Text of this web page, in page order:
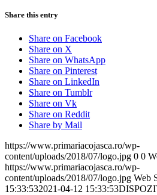
Share this entry
Share on Facebook
Share on X
Share on WhatsApp
Share on Pinterest
Share on LinkedIn
Share on Tumblr
Share on Vk
Share on Reddit
Share by Mail
https://www.primariacojasca.ro/wp-
content/uploads/2018/07/logo.jpg 0 0
https://www.primariacojasca.ro/wp-
content/uploads/2018/07/logo.jpg Web
15:33:532021-04-12 15:33:53